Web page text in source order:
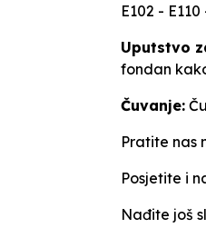
E102 -
Uputstvo
fondan
Čuvanje:
Pratite nas
Posjetite i
Nađite još